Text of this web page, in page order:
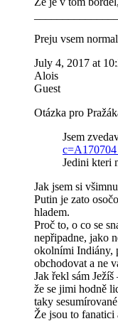
Preju vsem
July 4, 2017 at
Alois
Guest
Otázka pro
Jsem
Jedini kteri
Jak jsem si
Putin je zato
hladem.
Proč to, o co se
nepřipadne, jako
okolními Indiány,
obchodovat a ne
Jak řekl sám
že se jimi hodně
taky
Že jsou to